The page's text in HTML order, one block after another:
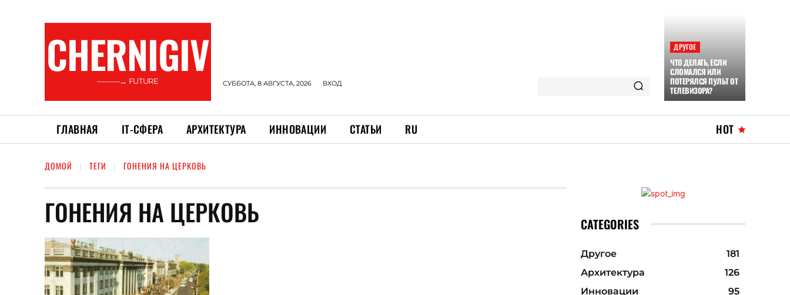
CHERNIGIV
———→ FUTURE СУББОТА, 8 АВГУСТА, 2026 ВХОД
ДРУГОЕ
ЧТО ДЕЛАТЬ, ЕСЛИ
СЛОМАЛСЯ ИЛИ
ПОТЕРЯЛСЯ ПУЛЬТ ОТ
ТЕЛЕВИЗОРА?
ГЛАВНАЯ ІТ-СФЕРА АРХИТЕКТУРА ИННОВАЦИИ СТАТЬИ RU HOT
ДОМОЙ ТЕГИ ГОНЕНИЯ НА ЦЕРКОВЬ
ГОНЕНИЯ НА ЦЕРКОВЬ CATEGORIES
Другое
181
Архитектура
126
Инновации
95